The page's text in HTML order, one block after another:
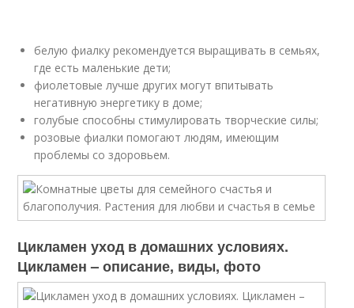
белую фиалку рекомендуется выращивать в семьях,
где есть маленькие дети;
фиолетовые лучше других могут впитывать
негативную энергетику в доме;
голубые способны стимулировать творческие силы;
розовые фиалки помогают людям, имеющим
проблемы со здоровьем.
Цикламен уход в домашних условиях.
Цикламен – описание, виды, фото